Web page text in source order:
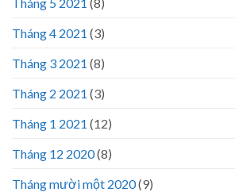
Tháng 4 2021 (3)
Tháng 3 2021 (8)
Tháng 2 2021 (3)
Tháng 1 2021 (12)
Tháng 12 2020(8)
Tháng mười một 2020(9)